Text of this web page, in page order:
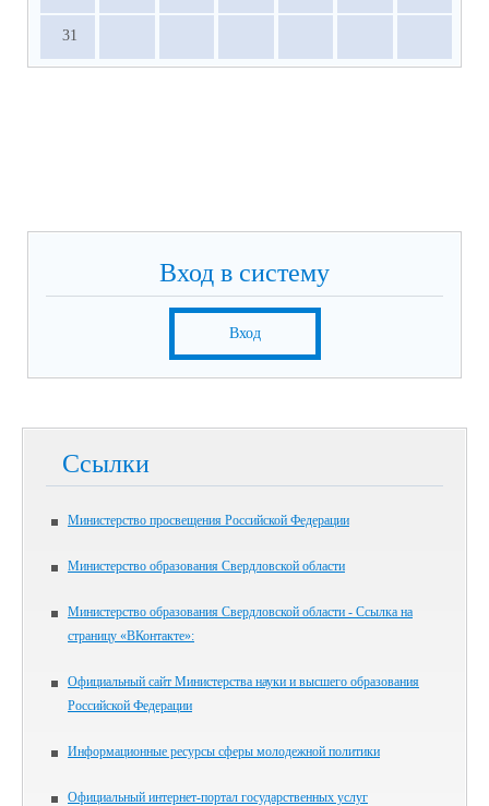
31
Вход в систему
Вход
Ссылки
Министерство просвещения Российской Федерации
Министерство образования Свердловской области
Министерство образования Свердловской области - Ссылка на
страницу «ВКонтакте»:
Официальный сайт Министерства науки и высшего образования
Российской Федерации
Информационные ресурсы сферы молодежной политики
Официальный интернет-портал государственных услуг